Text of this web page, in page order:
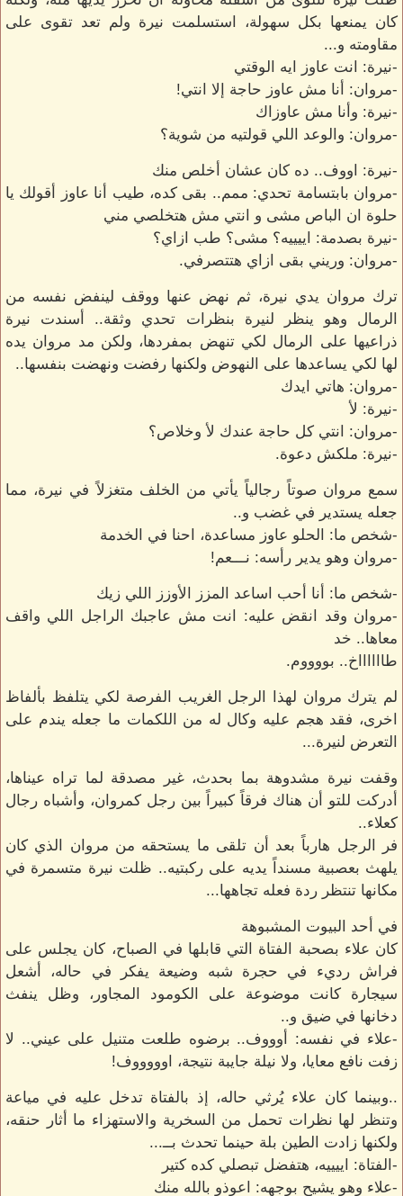
كان يمنعها بكل سهولة، استسلمت نيرة ولم تعد تقوى على
مقاومته و...
-نيرة: انت عاوز ايه الوقتي
-مروان: أنا مش عاوز حاجة إلا انتي!
-نيرة: وأنا مش عاوزاك
-مروان: والوعد اللي قولتيه من شوية؟
-نيرة: اووف.. ده كان عشان أخلص منك
-مروان بابتسامة تحدي: ممم.. بقى كده، طيب أنا عاوز أقولك يا
حلوة ان الباص مشى و انتي مش هتخلصي مني
-نيرة بصدمة: اييييه؟ مشى؟ طب ازاي؟
-مروان: وريني بقى ازاي هتتصرفي.
ترك مروان يدي نيرة، ثم نهض عنها ووقف لينفض نفسه من
الرمال وهو ينظر لنيرة بنظرات تحدي وثقة.. أسندت نيرة
ذراعيها على الرمال لكي تنهض بمفردها، ولكن مد مروان يده
لها لكي يساعدها على النهوض ولكنها رفضت ونهضت بنفسها..
-مروان: هاتي ايدك
-نيرة: لأ
-مروان: انتي كل حاجة عندك لأ وخلاص؟
-نيرة: ملكش دعوة.
سمع مروان صوتاً رجالياً يأتي من الخلف متغزلاً في نيرة، مما
جعله يستدير في غضب و..
-شخص ما: الحلو عاوز مساعدة، احنا في الخدمة
-مروان وهو يدير رأسه: نـــعم!
-شخص ما: أنا أحب اساعد المزز الأوزز اللي زيك
-مروان وقد انقض عليه: انت مش عاجبك الراجل اللي واقف
معاها.. خد
طااااااخ.. بووووم.
لم يترك مروان لهذا الرجل الغريب الفرصة لكي يتلفظ بألفاظ
اخرى، فقد هجم عليه وكال له من اللكمات ما جعله يندم على
التعرض لنيرة...
وقفت نيرة مشدوهة بما بحدث، غير مصدقة لما تراه عيناها،
أدركت للتو أن هناك فرقاً كبيراً بين رجل كمروان، وأشباه رجال
كعلاء..
فر الرجل هارباً بعد أن تلقى ما يستحقه من مروان الذي كان
يلهث بعصبية مسنداً يديه على ركبتيه.. ظلت نيرة متسمرة في
مكانها تنتظر ردة فعله تجاهها...
في أحد البيوت المشبوهة
كان علاء بصحبة الفتاة التي قابلها في الصباح، كان يجلس على
فراش رديء في حجرة شبه وضيعة يفكر في حاله، أشعل
سيجارة كانت موضوعة على الكومود المجاور، وظل ينفث
دخانها في ضيق و..
-علاء في نفسه: أوووف.. برضوه طلعت متنيل على عيني.. لا
زفت نافع معايا، ولا نيلة جايبة نتيجة، اوووووف!
..وبينما كان علاء يُرثي حاله، إذ بالفتاة تدخل عليه في مياعة
وتنظر لها نظرات تحمل من السخرية والاستهزاء ما أثار حنقه،
ولكنها زادت الطين بلة حينما تحدث بــ...
-الفتاة: اييييه، هتفضل تبصلي كده كتير
-علاء وهو يشيح بوجهه: اعوذو بالله منك